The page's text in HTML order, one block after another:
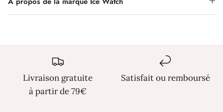
Livraison gratuite
à partir de 79€
Satisfait ou remboursé